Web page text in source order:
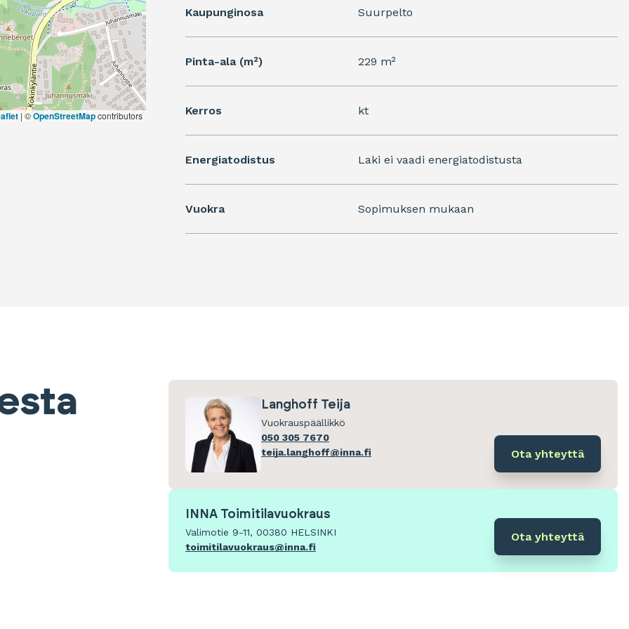
|©OpenStreetMapcontributors
Kaupunginosa Suurpelto
Pinta-ala (m²) 229 m²
Kerros kt
Energiatodistus Laki ei vaadi energiatodistusta
Vuokra Sopimuksen mukaan
Langhoff Teija
Vuokrauspäällikkö
050 305 7670
teija.langhoff@inna.fi
Ota yhteyttä
INNA Toimitilavuokraus
Valimotie 9-11, 00380 HELSINKI
toimitilavuokraus@inna.fi
Ota yhteyttä